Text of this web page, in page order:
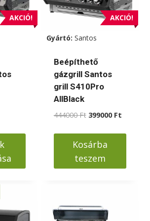
AKCIÓ!
Ft
AKCIÓ!
Gyártó: Santos
Beépíthető
gázgrill Santos
grill S410Pro
AllBlack
444000Ft Original
was:
444000 Ft.
399000 FtCurrent
is:
Kosárba
teszem